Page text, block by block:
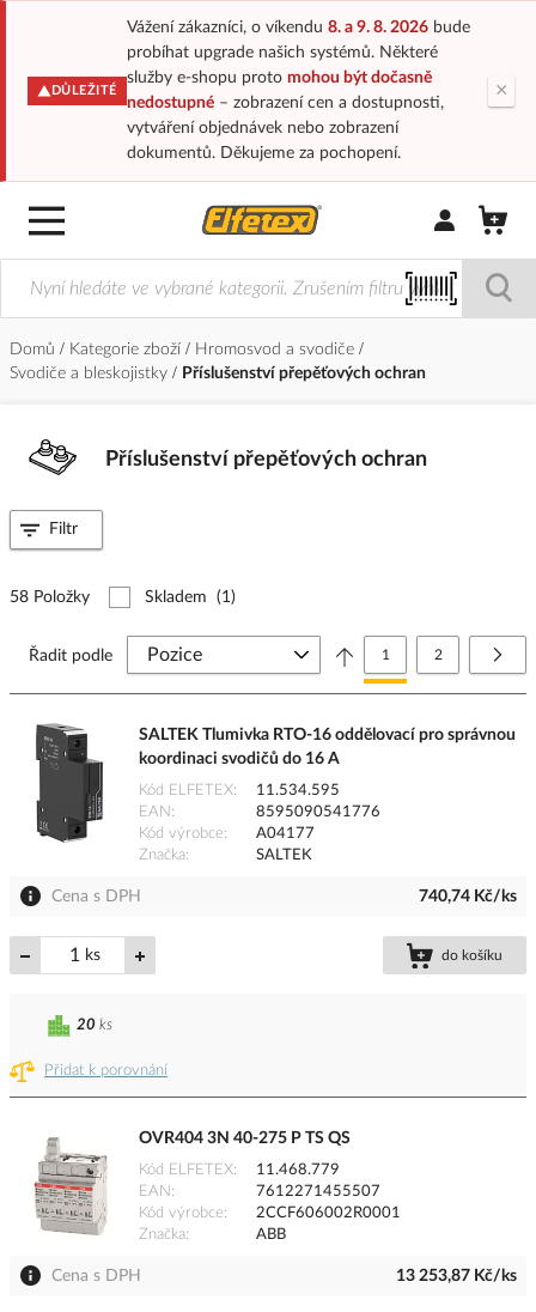
DŮLEŽITÉ
Vážení zákazníci, o víkendu 8. a 9. 8. 2026bude
probíhat upgrade našich systémů. Některé
služby e-shopu proto mohou být dočasně
nedostupné– zobrazení cen a dostupnosti,
vytváření objednávek nebo zobrazení
dokumentů. Děkujeme za pochopení.
×
Přihlásit/
Domů Kategorie zboží
Hromosvod a svodiče
Svodiče a bleskojistky
Příslušenství přepěťových ochran
Příslušenství přepěťových ochran
58 Položky Skladem (1)
Stránka
Právě si prohlížíte
1 Stránka
2
Řadit podle
SALTEK Tlumivka RTO-16 oddělovací pro správnou
koordinaci svodičů do 16 A
Kód ELFETEX
11.534.595
EAN
8595090541776
Kód výrobce
A04177
Značka
SALTEK
Cena s DPH 740,74 Kč/ks
ks do košíku
Přidat k porovnání
20 ks
OVR404 3N 40-275 P TS QS
Kód ELFETEX
11.468.779
EAN
7612271455507
Kód výrobce
2CCF606002R0001
Značka
ABB
Cena s DPH 13 253,87 Kč/ks
Filtr